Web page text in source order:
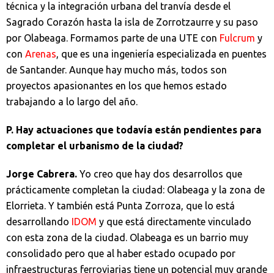
técnica y la integración urbana del tranvía desde el
Sagrado Corazón hasta la isla de Zorrotzaurre y su paso
por Olabeaga. Formamos parte de una UTE con Fulcrum y
con Arenas, que es una ingeniería especializada en puentes
de Santander. Aunque hay mucho más, todos son
proyectos apasionantes en los que hemos estado
trabajando a lo largo del año.
P. Hay actuaciones que todavía están pendientes para
completar el urbanismo de la ciudad?
Jorge Cabrera. Yo creo que hay dos desarrollos que
prácticamente completan la ciudad: Olabeaga y la zona de
Elorrieta. Y también está Punta Zorroza, que lo está
desarrollando IDOM y que está directamente vinculado
con esta zona de la ciudad. Olabeaga es un barrio muy
consolidado pero que al haber estado ocupado por
infraestructuras ferroviarias tiene un potencial muy grande